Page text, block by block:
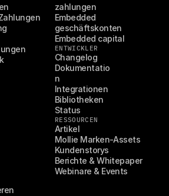
zahlungen
Embedded
geschäftskonten
Embedded capital
ENTWICKLER
Changelog
Dokumentatio
n
Integrationen
Bibliotheken
Status
RESSOURCEN
Artikel
Mollie Marken-Assets
Kundenstorys
Berichte & Whitepaper
Webinare & Events